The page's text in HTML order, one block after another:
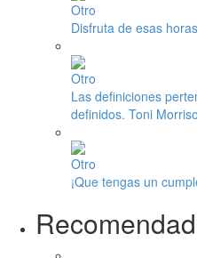
Otro
Disfruta de esas
Otro
Las definiciones
definidos. Toni
Otro
¡Que tengas un